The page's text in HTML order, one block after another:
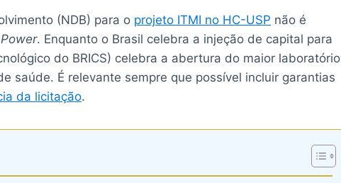
(NDB) para o projeto ITMI no HC-USP não é
. Enquanto o Brasil celebra a injeção de capital para
do BRICS) celebra a abertura do maior laboratório
saúde. É relevante sempre que possível incluir garantias
da licitação.